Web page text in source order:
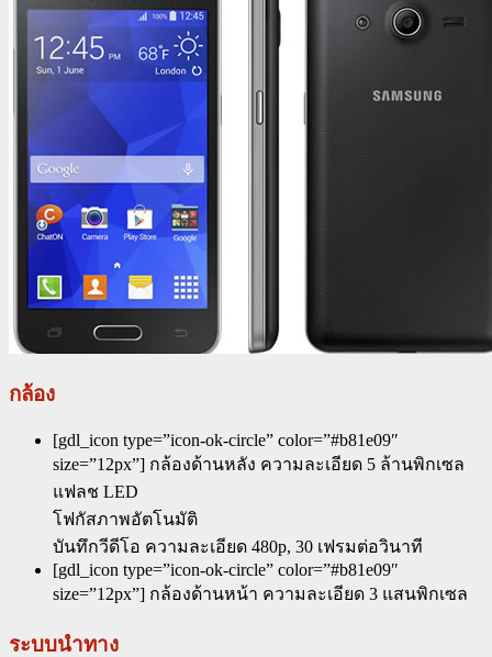
กล้อง
[gdl_icon type=”icon-ok-circle” color=”#b81e09″
size=”12px”] กล้องด้านหลัง ความละเอียด 5 ล้านพิกเซล
แฟลช LED
โฟกัสภาพอัตโนมัติ
บันทึกวีดีโอ ความละเอียด 480p, 30 เฟรมต่อวินาที
[gdl_icon type=”icon-ok-circle” color=”#b81e09″
size=”12px”] กล้องด้านหน้า ความละเอียด 3 แสนพิกเซล
ระบบนำทาง